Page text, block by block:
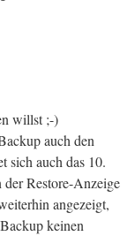
willst ;-)
auch den
sich auch das 10.
Restore-Anzeige
angezeigt,
keinen